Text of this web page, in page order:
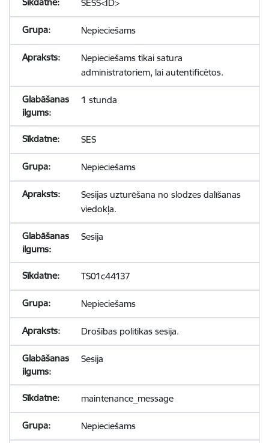
SESS<ID>
Nepieciešams
Nepieciešams tikai satura
administratoriem, lai autentificētos.
1 stunda
SES
Nepieciešams
Sesijas uzturēšana no slodzes dalīšanas
viedokļa.
Sesija
TS01c44137
Nepieciešams
Drošības politikas sesija.
Sesija
maintenance_message
Nepieciešams